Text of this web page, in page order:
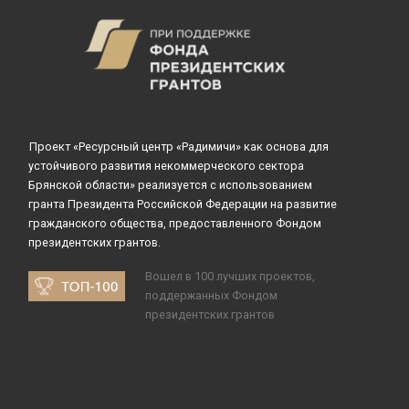
Проект «Ресурсный центр «Радимичи» как основа для
устойчивого развития некоммерческого сектора
Брянской области» реализуется с использованием
гранта Президента Российской Федерации на развитие
гражданского общества, предоставленного Фондом
президентских грантов.
Вошел в 100 лучших проектов,
поддержанных Фондом
президентских грантов